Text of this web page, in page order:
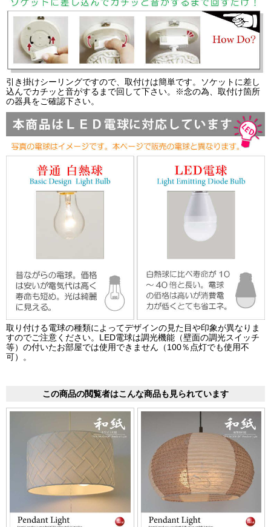
引き掛けシーリングですので、取付けは簡単です。ソケットに差し
込んでカチッと音がするまで回して下さい。※念の為、取付け箇所
の器具をご確認下さい。
取り付ける電球の種類によってデザインの見た目や印象が異なりま
すのでご注意ください。LED電球は調光機能（壁面の調光スイッチ
等）の付いたお部屋では使用できません（100％点灯でも使用不
可）。
この商品の閲覧者はこんな商品も見られています